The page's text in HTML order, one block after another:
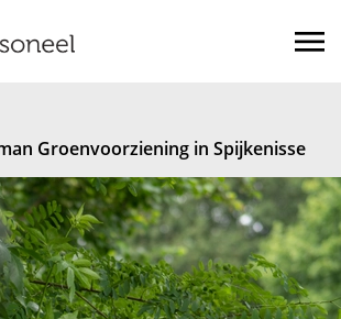
Groenvoorziening in Spijkenisse